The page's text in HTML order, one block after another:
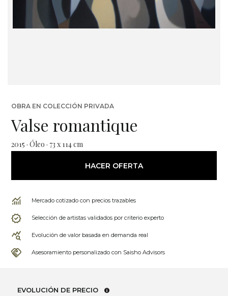
OBRA EN COLECCIÓN PRIVADA
Valse romantique
2015 · Óleo · 73 x 114 cm
HACER OFERTA
Mercado cotizado con precios trazables
Selección de artistas validados por criterio experto
Evolución de valor basada en demanda real
Asesoramiento personalizado con Saisho Advisors
EVOLUCIÓN DE PRECIO